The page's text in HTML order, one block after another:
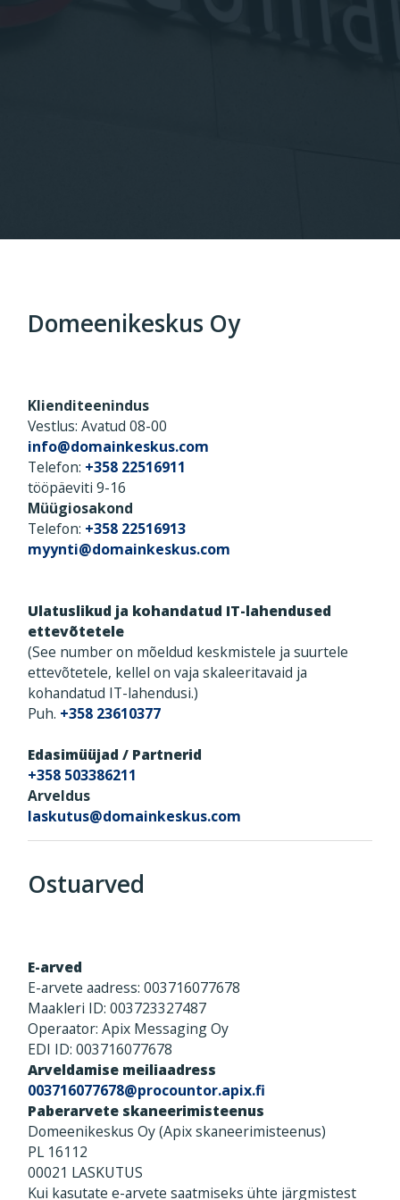
Domeenikeskus Oy
Klienditeenindus
Vestlus: Avatud 08-00
info@domainkeskus.com
Telefon: +358 22516911
tööpäeviti 9-16
Müügiosakond
Telefon: +358 22516913
myynti@domainkeskus.com
Ulatuslikud ja kohandatud IT-lahendused
ettevõtetele
(See number on mõeldud keskmistele ja suurtele
ettevõtetele, kellel on vaja skaleeritavaid ja
kohandatud IT-lahendusi.)
Puh. +358 23610377
Edasimüüjad / Partnerid
+358 503386211
Arveldus
laskutus@domainkeskus.com
Ostuarved
E-arved
E-arvete aadress: 003716077678
Maakleri ID: 003723327487
Operaator: Apix Messaging Oy
EDI ID: 003716077678
Arveldamise meiliaadress
003716077678@procountor.apix.fi
Paberarvete skaneerimisteenus
Domeenikeskus Oy (Apix skaneerimisteenus)
PL 16112
00021 LASKUTUS
Kui kasutate e-arvete saatmiseks ühte järgmistest